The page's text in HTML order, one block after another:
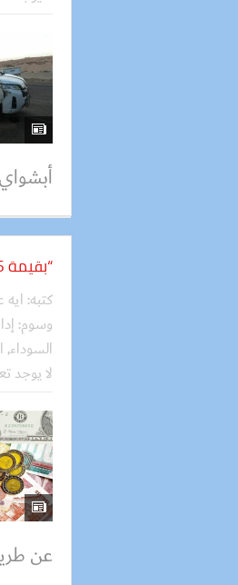
“بقيمة 6 مليون جنيه”.. حصيلة قضايا تجار العملة خلال 24 ساعة
كتبه:
وسوم:
السوداء,
لا يوجد
عن